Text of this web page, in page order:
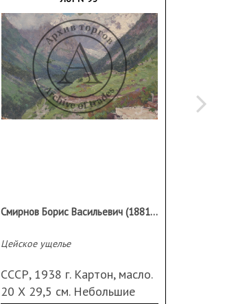
Смирнов Борис Васильевич (1881-1954)
Цейское ущелье
СССР, 1938 г. Картон, масло.
20 Х 29,5 см. Небольшие